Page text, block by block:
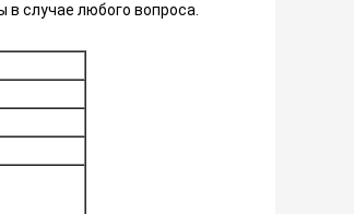
в случае любого вопроса.